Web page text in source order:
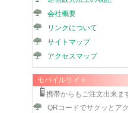
会社概要
リンクについて
サイトマップ
アクセスマップ
モバイルサイト
携帯からもご注文出来ま
QRコードでサクッとア